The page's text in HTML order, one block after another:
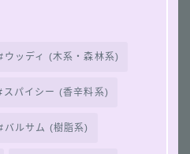
ウッディ (木系・森林系)
スパイシー (香辛料系)
バルサム (樹脂系)